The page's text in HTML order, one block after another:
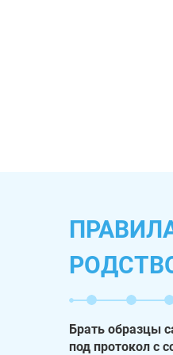
Брать образцы
под протокол с